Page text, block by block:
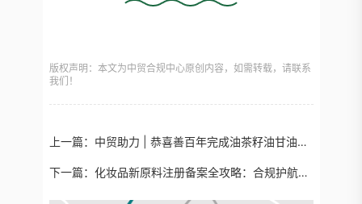
版权声明：本文为中贸合规中心原创内容，如需转载，请联系
我们！
上一篇： 中贸助力 | 恭喜善百年完成油茶籽油甘油二酯新原料备案！
下一篇： 化妆品新原料注册备案全攻略：合规护航，创新无忧